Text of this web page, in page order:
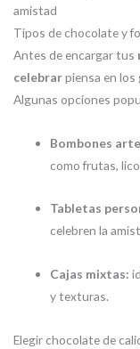
amistad
Tipos de chocolate y
Antes de encargar tus
celebrarpiensa en los
Algunas opciones
Bombones
como frutas,
Tabletas
celebren la
Cajas mixtas:
y texturas.
Elegir chocolate de